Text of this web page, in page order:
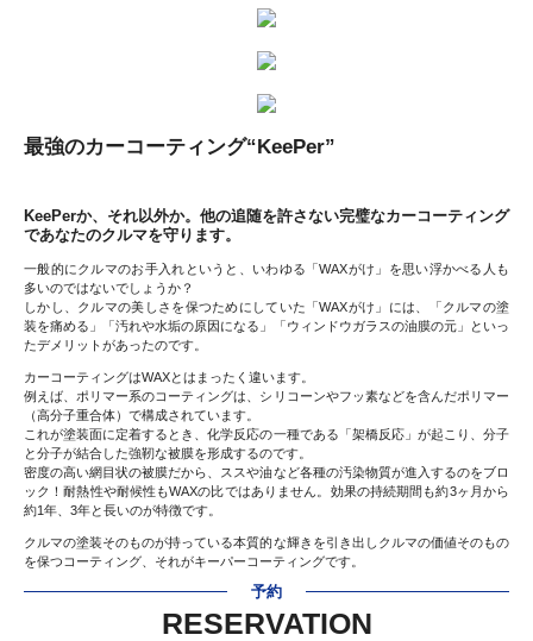
最強のカーコーティング“KeePer”
KeePerか、それ以外か。他の追随を許さない完璧なカーコーティング
であなたのクルマを守ります。
一般的にクルマのお手入れというと、いわゆる「WAXがけ」を思い浮かべる人も
多いのではないでしょうか？
しかし、クルマの美しさを保つためにしていた「WAXがけ」には、「クルマの塗
装を痛める」「汚れや水垢の原因になる」「ウィンドウガラスの油膜の元」といっ
たデメリットがあったのです。
カーコーティングはWAXとはまったく違います。
例えば、ポリマー系のコーティングは、シリコーンやフッ素などを含んだポリマー
（高分子重合体）で構成されています。
これが塗装面に定着するとき、化学反応の一種である「架橋反応」が起こり、分子
と分子が結合した強靭な被膜を形成するのです。
密度の高い網目状の被膜だから、ススや油など各種の汚染物質が進入するのをブロ
ック！耐熱性や耐候性もWAXの比ではありません。効果の持続期間も約3ヶ月から
約1年、3年と長いのが特徴です。
クルマの塗装そのものが持っている本質的な輝きを引き出しクルマの価値そのもの
を保つコーティング、それがキーパーコーティングです。
予約
RESERVATION